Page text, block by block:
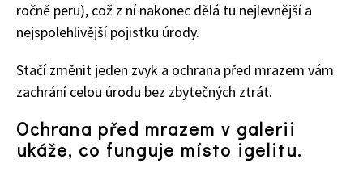
ročně peru), což z ní nakonec dělá tu nejlevnější a
nejspolehlivější pojistku úrody.
Stačí změnit jeden zvyk a ochrana před mrazem vám
zachrání celou úrodu bez zbytečných ztrát.
Ochrana před mrazem v galerii
ukáže, co funguje místo igelitu.